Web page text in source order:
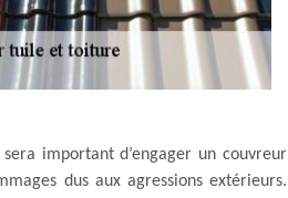
important d’engager un couvreur
dus aux agressions extérieurs.